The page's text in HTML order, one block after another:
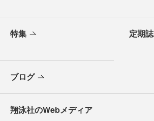
特集 定期誌
ブログ
翔泳社のWebメディア